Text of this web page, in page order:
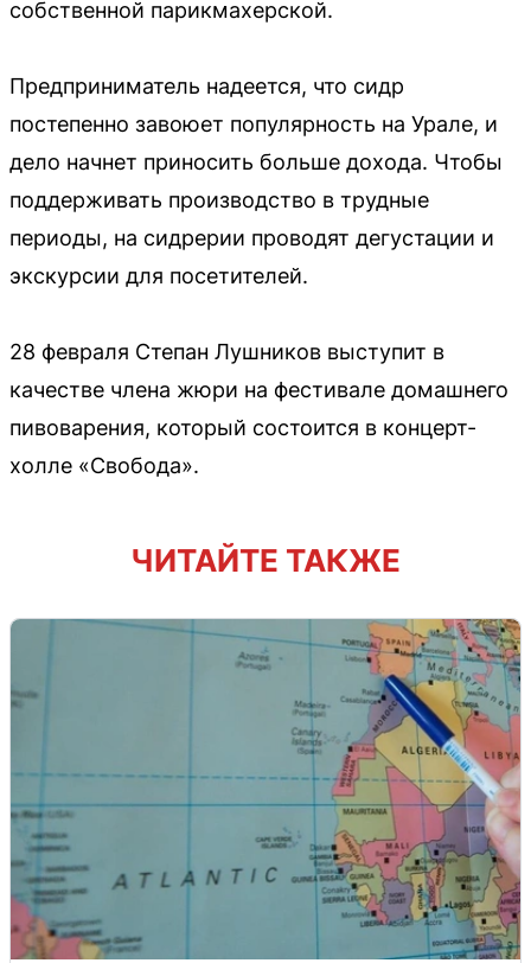
собственной парикмахерской.
Предприниматель надеется, что сидр
постепенно завоюет популярность на Урале, и
дело начнет приносить больше дохода. Чтобы
поддерживать производство в трудные
периоды, на сидрерии проводят дегустации и
экскурсии для посетителей.
28 февраля Степан Лушников выступит в
качестве члена жюри на фестивале домашнего
пивоварения, который состоится в концерт-
холле «Свобода».
ЧИТАЙТЕ ТАКЖЕ